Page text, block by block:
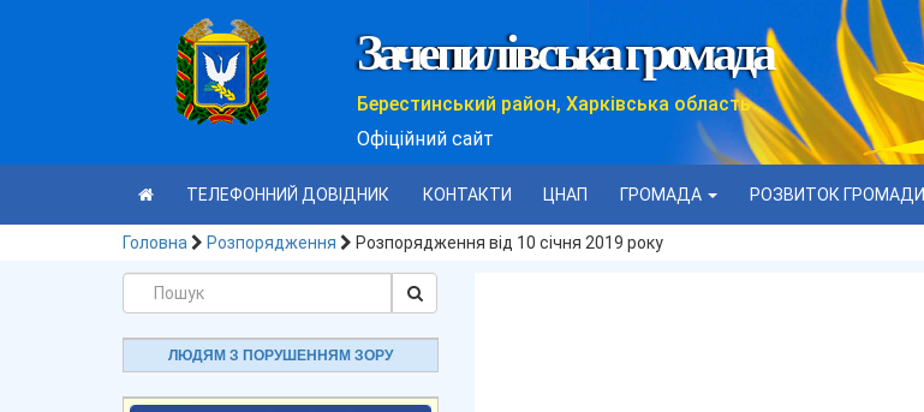
Зачепилівська громада
Берестинський район, Харківська область
Офіційний сайт
ТЕЛЕФОННИЙ ДОВІДНИК КОНТАКТИ ЦНАП ГРОМАДА РОЗВИТОК ГРОМАДИ
Головна Розпорядження Розпорядження від 10 січня 2019 року
ЛЮДЯМ З ПОРУШЕННЯМ ЗОРУ